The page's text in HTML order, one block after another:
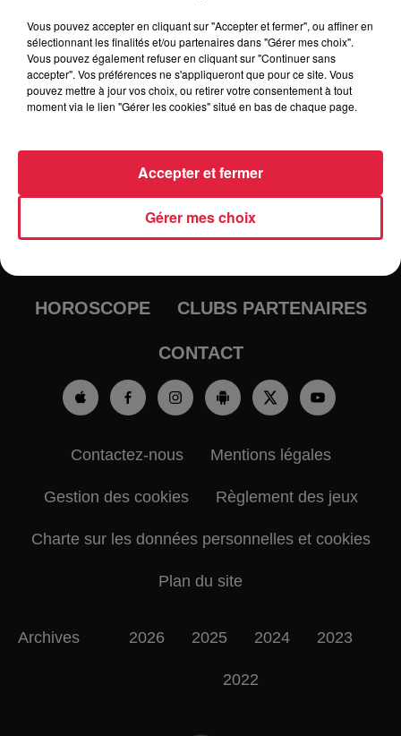
RADIO INFOS
TRAQUEURS D'EMPLOI
HOROSCOPE CLUBS PARTENAIRES
CONTACT
Contactez-nous Mentions légales
Gestion des cookies Règlement des jeux
Charte sur les données personnelles et cookies
Plan du site
Archives 2026 2025 2024 2023
2022
Vous pouvez accepter en cliquant sur "Accepter et fermer", ou affiner en
sélectionnant les finalités et/ou partenaires dans "Gérer mes choix".
Vous pouvez également refuser en cliquant sur "Continuer sans
accepter". Vos préférences ne s'appliqueront que pour ce site. Vous
pouvez mettre à jour vos choix, ou retirer votre consentement à tout
moment via le lien "Gérer les cookies" situé en bas de chaque page.
Gérer mes choix
Accepter et fermer